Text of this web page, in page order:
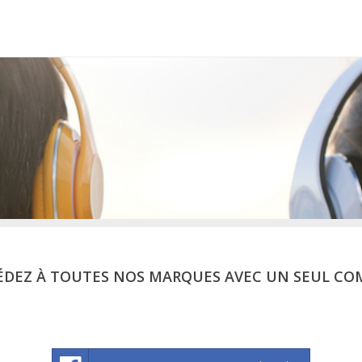
À TOUTES NOS MARQUES AVEC UN SEUL